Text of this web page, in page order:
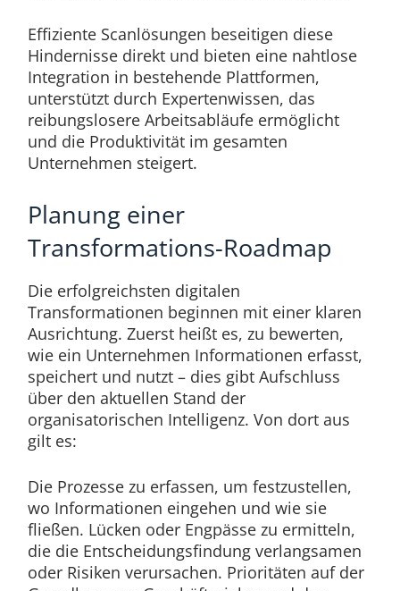
Effiziente Scanlösungen beseitigen diese
Hindernisse direkt und bieten eine nahtlose
Integration in bestehende Plattformen,
unterstützt durch Expertenwissen, das
reibungslosere Arbeitsabläufe ermöglicht
und die Produktivität im gesamten
Unternehmen steigert.
Planung einer
Transformations-Roadmap
Die erfolgreichsten digitalen
Transformationen beginnen mit einer klaren
Ausrichtung. Zuerst heißt es, zu bewerten,
wie ein Unternehmen Informationen erfasst,
speichert und nutzt – dies gibt Aufschluss
über den aktuellen Stand der
organisatorischen Intelligenz. Von dort aus
gilt es:
Die Prozesse zu erfassen, um festzustellen,
wo Informationen eingehen und wie sie
fließen. Lücken oder Engpässe zu ermitteln,
die die Entscheidungsfindung verlangsamen
oder Risiken verursachen. Prioritäten auf der